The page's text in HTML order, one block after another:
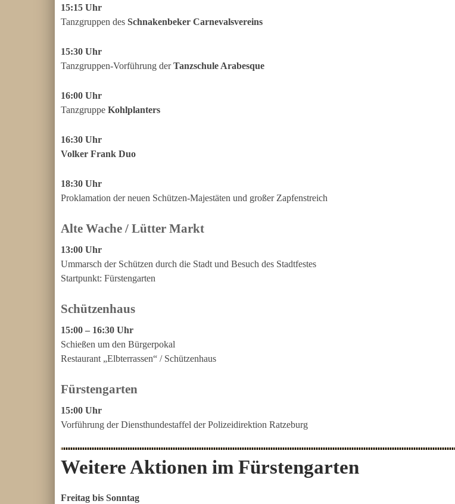
15:15 Uhr
Tanzgruppen des Schnakenbeker Carnevalsvereins
15:30 Uhr
Tanzgruppen-Vorführung derTanzschule Arabesque
16:00 Uhr
Tanzgruppe Kohlplanters
16:30 Uhr
Volker Frank Duo
18:30 Uhr
Proklamation der neuen Schützen-Majestäten und großer Zapfenstreich
Alte Wache / Lütter Markt
13:00 Uhr
Ummarsch der Schützen durch die Stadt und Besuch des Stadtfestes
Startpunkt: Fürstengarten
Schützenhaus
15:00 – 16:30 Uhr
Schießen um den Bürgerpokal
Restaurant „Elbterrassen“ / Schützenhaus
Fürstengarten
15:00 Uhr
Vorführung der Diensthundestaffel der Polizeidirektion Ratzeburg
Weitere Aktionen im Fürstengarten
Freitag bis Sonntag